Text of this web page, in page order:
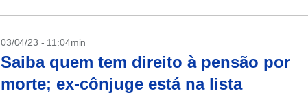
03/04/23 - 11:04min
Saiba quem tem direito à pensão por
morte; ex-cônjuge está na lista